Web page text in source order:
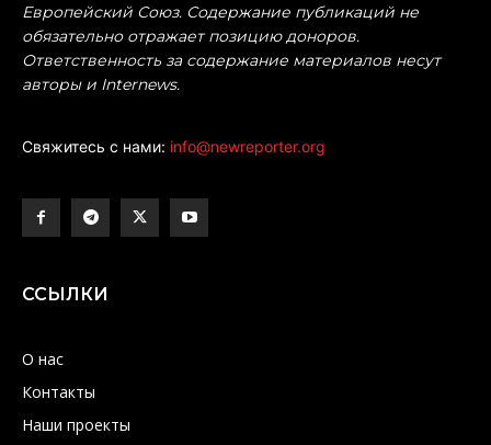
Европейский Союз. Содержание публикаций не
обязательно отражает позицию доноров.
Ответственность за содержание материалов несут
авторы и Internews.
Свяжитесь с нами: info@newreporter.org
ССЫЛКИ
О нас
Контакты
Наши проекты